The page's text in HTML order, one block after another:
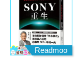
Readmoo